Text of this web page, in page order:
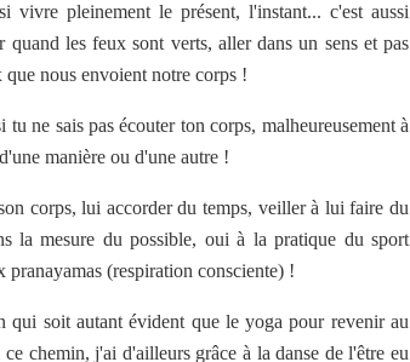
vivre pleinement le présent, l'instant... c'est aussi
les feux sont verts, aller dans un sens et pas
que nous envoient notre corps !
ne sais pas écouter ton corps, malheureusement à
manière ou d'une autre !
corps, lui accorder du temps, veiller à lui faire du
la mesure du possible, oui à la pratique du sport
(respiration consciente) !
qui soit autant évident que le yoga pour revenir au
chemin, j'ai d'ailleurs grâce à la danse de l'être eu